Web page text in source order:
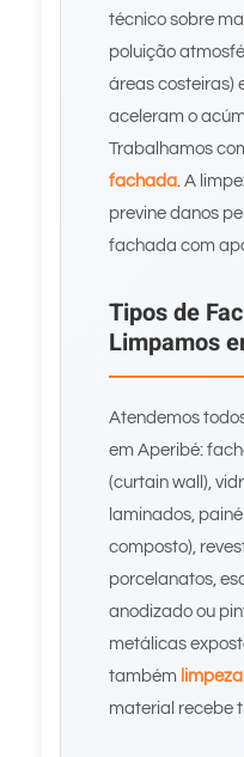
técnico sobre
poluição
áreas costeiras)
aceleram o
Trabalhamos
fachada. A
previne danos
fachada com
Tipos de
Limpamos
Atendemos
em Aperibé:
(curtain wall),
laminados,
composto),
porcelanatos,
anodizado ou
metálicas
também
material recebe